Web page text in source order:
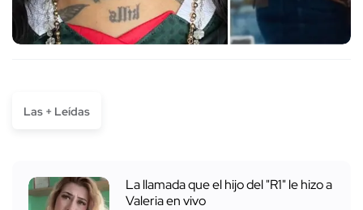
Las + Leídas
La llamada que el hijo del "R1" le hizo a
Valeria en vivo